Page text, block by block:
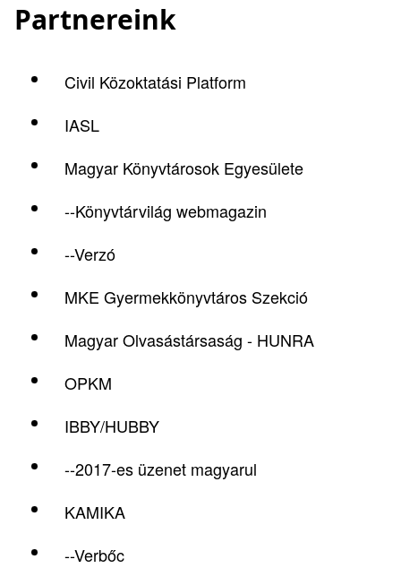
Partnereink
Civil Közoktatási Platform
IASL
Magyar Könyvtárosok Egyesülete
--Könyvtárvilág webmagazin
--Verzó
MKE Gyermekkönyvtáros Szekció
Magyar Olvasástársaság - HUNRA
OPKM
IBBY/HUBBY
--2017-es üzenet magyarul
KAMIKA
--Verbőc